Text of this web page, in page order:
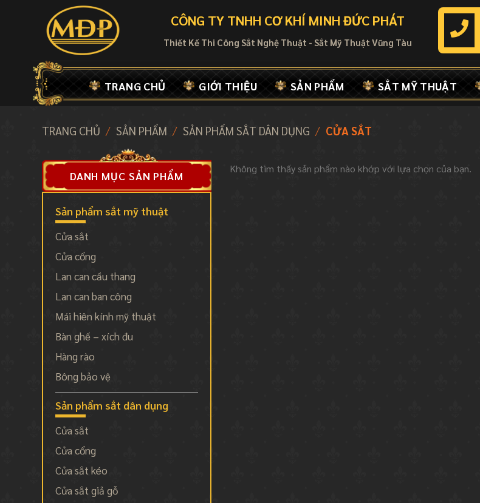
CÔNG TY TNHH CƠ KHÍ MINH ĐỨC PHÁT
Thiết Kế Thi Công Sắt Nghệ Thuật - Sắt Mỹ Thuật Vũng Tàu
TRANG CHỦ GIỚI THIỆU SẢN PHẨM SẮT MỸ THUẬT
TRANG CHỦ / SẢN PHẨM / SẢN PHẨM SẮT DÂN DỤNG / CỬA SẮT
DANH MỤC SẢN PHẨM
Sản phẩm sắt mỹ thuật
Cửa sắt
Cửa cổng
Lan can cầu thang
Lan can ban công
Mái hiên kính mỹ thuật
Bàn ghế – xích đu
Hàng rào
Bông bảo vệ
Sản phẩm sắt dân dụng
Cửa sắt
Cửa cổng
Cửa sắt kéo
Cửa sắt giả gỗ
Không tìm thấy sản phẩm nào khớp với lựa chọn của bạn.